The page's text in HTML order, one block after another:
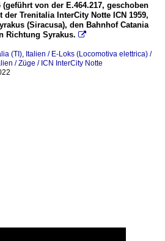
(geführt von der E.464.217, geschoben
der Trenitalia InterCity Notte ICN 1959,
(Siracusa), den Bahnhof Catania
Richtung Syrakus. 
(TI), Italien / E-Loks (Locomotiva elettrica) /
/ Züge / ICN InterCity Notte